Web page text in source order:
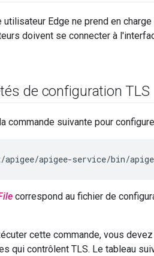
utilisateur Edge ne prend en
doivent se connecter à
de configuration TLS
commande suivante pour
apigee/apigee-service/bin/
correspond au fichier de
cette commande, vous
qui contrôlent TLS. Le tableau